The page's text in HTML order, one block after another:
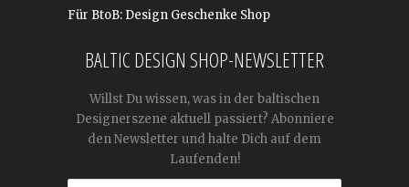
Für BtoB: Design Geschenke Shop
BALTIC DESIGN SHOP-NEWSLETTER
Willst Du wissen, was in der baltischen
Designerszene aktuell passiert? Abonniere
den Newsletter und halte Dich auf dem
Laufenden!